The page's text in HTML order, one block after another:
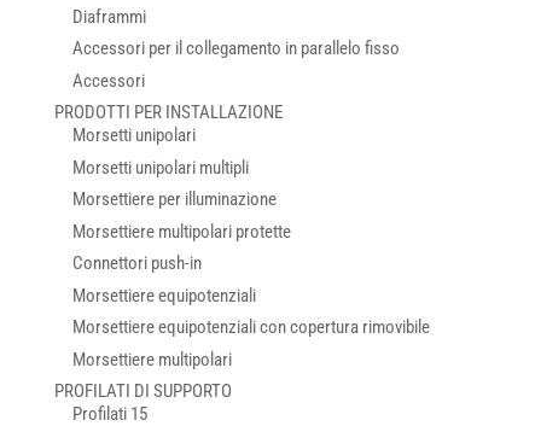
Diaframmi
Accessori per il collegamento in parallelo fisso
Accessori
PRODOTTI PER INSTALLAZIONE
Morsetti unipolari
Morsetti unipolari multipli
Morsettiere per illuminazione
Morsettiere multipolari protette
Connettori push-in
Morsettiere equipotenziali
Morsettiere equipotenziali con copertura rimovibile
Morsettiere multipolari
PROFILATI DI SUPPORTO
Profilati 15